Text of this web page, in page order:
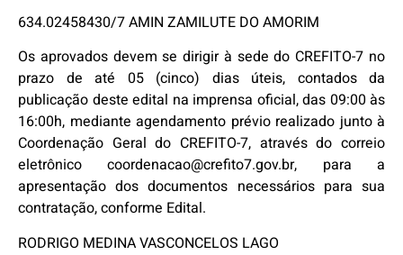
634.02458430/7 AMIN ZAMILUTE DO AMORIM
Os aprovados devem se dirigir à sede do CREFITO-7 no
prazo de até 05 (cinco) dias úteis, contados da
publicação deste edital na imprensa oficial, das 09:00 às
16:00h, mediante agendamento prévio realizado junto à
Coordenação Geral do CREFITO-7, através do correio
eletrônico coordenacao@crefito7.gov.br, para a
apresentação dos documentos necessários para sua
contratação, conforme Edital.
RODRIGO MEDINA VASCONCELOS LAGO